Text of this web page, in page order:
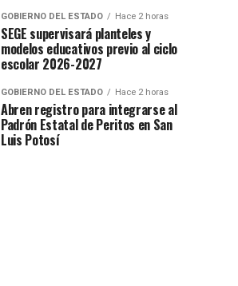
GOBIERNO DEL ESTADO Hace 2 horas
SEGE supervisará planteles y
modelos educativos previo al ciclo
escolar 2026-2027
GOBIERNO DEL ESTADO Hace 2 horas
Abren registro para integrarse al
Padrón Estatal de Peritos en San
Luis Potosí